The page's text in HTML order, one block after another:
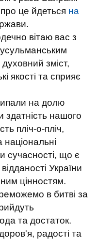
це йдеться на
вітаю вас з
зміст,
якості та сприяє
на долю
здатність нашого
пліч-о-пліч,
національні
сучасності, що є
України
цінностям.
в битві за
та достаток.
радості та